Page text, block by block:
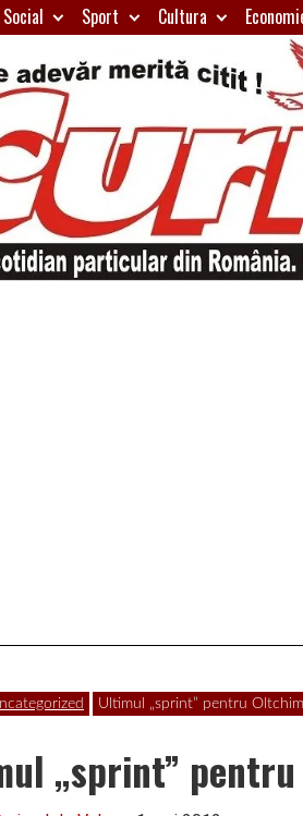
Social Sport Cultura
Ultimul „sprint” pentru Oltchim
„sprint”